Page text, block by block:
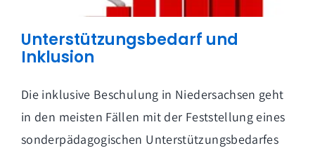
Unterstützungsbedarf und
Inklusion
Die inklusive Beschulung in Niedersachsen geht
in den meisten Fällen mit der Feststellung eines
sonderpädagogischen Unterstützungsbedarfes